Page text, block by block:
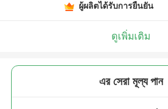
ผู้ผลิตได้รับการยืนยัน
ดูเพิ่มเติม
এর সেরা মূল্য পান